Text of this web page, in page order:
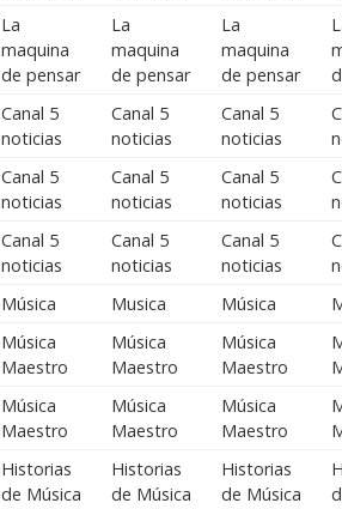
La
maquina
de pensar
La
maquina
de pensar
La
maquina
de pensar
Canal 5
noticias
Canal 5
noticias
Canal 5
noticias
Canal 5
noticias
Canal 5
noticias
Canal 5
noticias
Canal 5
noticias
Canal 5
noticias
Canal 5
noticias
Música Musica Música
Música
Maestro
Música
Maestro
Música
Maestro
Música
Maestro
Música
Maestro
Música
Maestro
Historias
de Música
Historias
de Música
Historias
de Música